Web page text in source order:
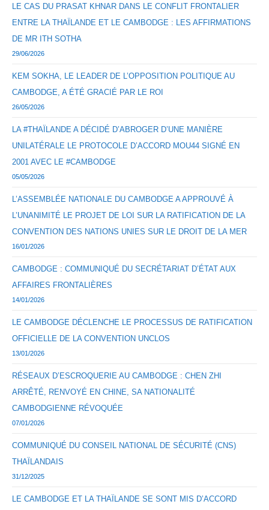
LE CAS DU PRASAT KHNAR DANS LE CONFLIT FRONTALIER
ENTRE LA THAÏLANDE ET LE CAMBODGE : LES AFFIRMATIONS
DE MR ITH SOTHA
29/06/2026
KEM SOKHA, LE LEADER DE L’OPPOSITION POLITIQUE AU
CAMBODGE, A ÉTÉ GRACIÉ PAR LE ROI
26/05/2026
LA #THAÏLANDE A DÉCIDÉ D’ABROGER D’UNE MANIÈRE
UNILATÉRALE LE PROTOCOLE D’ACCORD MOU44 SIGNÉ EN
2001 AVEC LE #CAMBODGE
05/05/2026
L’ASSEMBLÉE NATIONALE DU CAMBODGE A APPROUVÉ À
L’UNANIMITÉ LE PROJET DE LOI SUR LA RATIFICATION DE LA
CONVENTION DES NATIONS UNIES SUR LE DROIT DE LA MER
16/01/2026
CAMBODGE : COMMUNIQUÉ DU SECRÉTARIAT D’ÉTAT AUX
AFFAIRES FRONTALIÈRES
14/01/2026
LE CAMBODGE DÉCLENCHE LE PROCESSUS DE RATIFICATION
OFFICIELLE DE LA CONVENTION UNCLOS
13/01/2026
RÉSEAUX D’ESCROQUERIE AU CAMBODGE : CHEN ZHI
ARRÊTÉ, RENVOYÉ EN CHINE, SA NATIONALITÉ
CAMBODGIENNE RÉVOQUÉE
07/01/2026
COMMUNIQUÉ DU CONSEIL NATIONAL DE SÉCURITÉ (CNS)
THAÏLANDAIS
31/12/2025
LE CAMBODGE ET LA THAÏLANDE SE SONT MIS D’ACCORD